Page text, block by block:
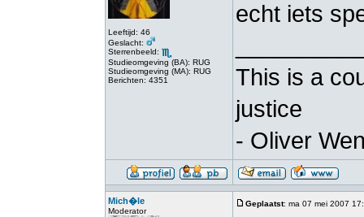
Leeftijd: 46
Geslacht:
Sterrenbeeld:
Studieomgeving (BA): RUG
Studieomgeving (MA): RUG
Berichten: 4351
echt iets
This is a
justice
- Oliver
Mich�le
Moderator
Geplaatst: ma 07 mei 2007